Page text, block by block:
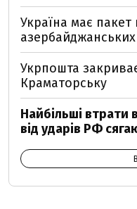
Україна має пакет
азербайджанських
Укрпошта
Краматорську
Найбільші втрати
від ударів РФ